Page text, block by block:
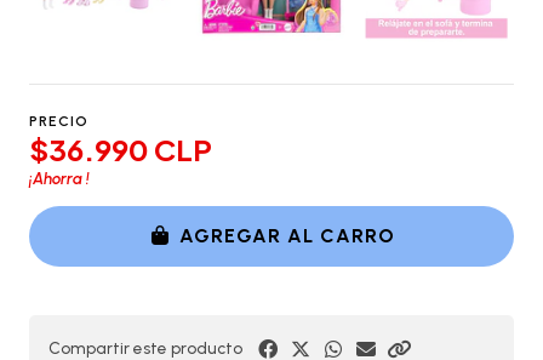
PRECIO
$36.990 CLP
¡Ahorra!
AGREGAR AL CARRO
Compartir este producto